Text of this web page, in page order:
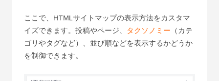
ここで、HTMLサイトマップの表示方法をカスタマ
イズできます。投稿やページ、 タクソノミー （カテ
ゴリやタグなど）、並び順などを表示するかどうか
を制御できます。